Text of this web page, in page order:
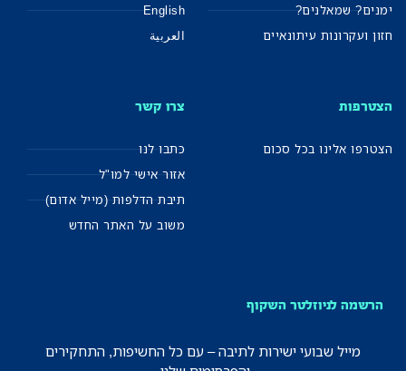
ימנים? שמאלנים?
חזון ועקרונות עיתונאיים
English
العربية
הצטרפות
הצטרפו אלינו בכל סכום
צרו קשר
כתבו לנו
אזור אישי למו"ל
תיבת הדלפות (מייל אדום)
משוב על האתר החדש
הרשמה לניוזלטר השקוף
מייל שבועי ישירות לתיבה – עם כל החשיפות, התחקירים